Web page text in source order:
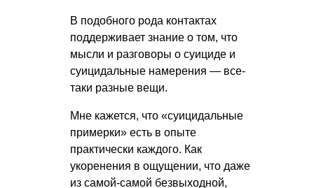
В подобного рода контактах
поддерживает знание о том, что
мысли и разговоры о суициде и
суицидальные намерения — все-
таки разные вещи.
Мне кажется, что «суицидальные
примерки» есть в опыте
практически каждого. Как
укоренения в ощущении, что даже
из самой-самой безвыходной,